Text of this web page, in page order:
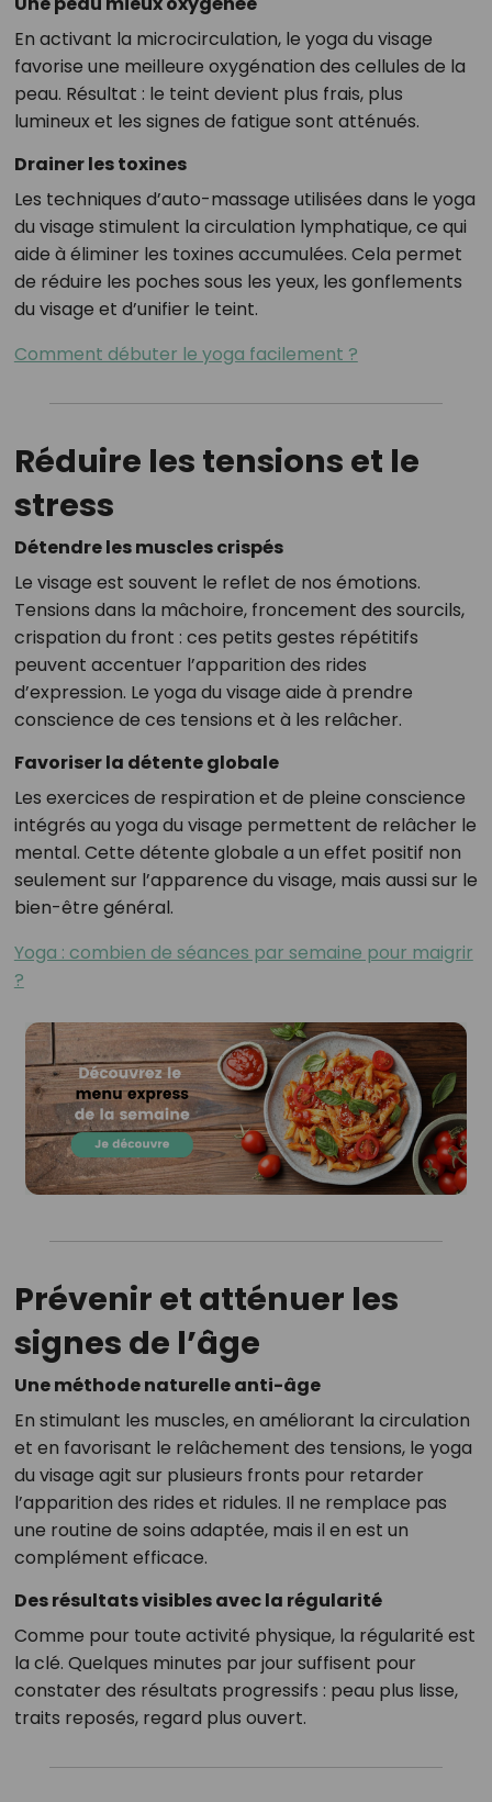
En activant la microcirculation, le yoga du visage
favorise une meilleure oxygénation des cellules de la
peau. Résultat : le teint devient plus frais, plus
lumineux et les signes de fatigue sont atténués.
Drainer les toxines
Les techniques d’auto-massage utilisées dans le yoga
du visage stimulent la circulation lymphatique, ce qui
aide à éliminer les toxines accumulées. Cela permet
de réduire les poches sous les yeux, les gonflements
du visage et d’unifier le teint.
Comment débuter le yoga facilement ?
Réduire les tensions et le
stress
Détendre les muscles crispés
Le visage est souvent le reflet de nos émotions.
Tensions dans la mâchoire, froncement des sourcils,
crispation du front : ces petits gestes répétitifs
peuvent accentuer l’apparition des rides
d’expression. Le yoga du visage aide à prendre
conscience de ces tensions et à les relâcher.
Favoriser la détente globale
Les exercices de respiration et de pleine conscience
intégrés au yoga du visage permettent de relâcher le
mental. Cette détente globale a un effet positif non
seulement sur l’apparence du visage, mais aussi sur le
bien-être général.
Yoga : combien de séances par semaine pour maigrir
?
Prévenir et atténuer les
signes de l’âge
Une méthode naturelle anti-âge
En stimulant les muscles, en améliorant la circulation
et en favorisant le relâchement des tensions, le yoga
du visage agit sur plusieurs fronts pour retarder
l’apparition des rides et ridules. Il ne remplace pas
une routine de soins adaptée, mais il en est un
complément efficace.
Des résultats visibles avec la régularité
Comme pour toute activité physique, la régularité est
la clé. Quelques minutes par jour suffisent pour
constater des résultats progressifs : peau plus lisse,
traits reposés, regard plus ouvert.